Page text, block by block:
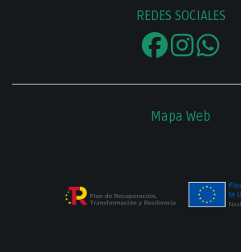
REDES SOCIALES
Mapa Web